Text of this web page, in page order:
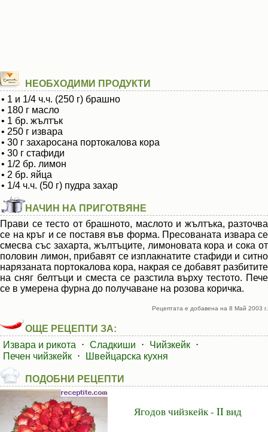
НЕОБХОДИМИ ПРОДУКТИ
• 1 и 1/4 ч.ч. (250 г) брашно
• 180 г масло
• 1 бр. жълтък
• 250 г извара
• 30 г захаросана портокалова кора
• 30 г стафиди
• 1/2 бр. лимон
• 2 бр. яйца
• 1/4 ч.ч. (50 г) пудра захар
НАЧИН НА ПРИГОТВЯНЕ
Прави се тесто от брашното, маслото и жълтъка, разточва
се на кръг и се поставя във форма. Пресованата извара се
смесва със захарта, жълтъците, лимоновата кора и сока от
половин лимон, прибавят се изплакнатите стафиди и ситно
нарязаната портокалова кора, накрая се добавят разбитите
на сняг белтъци и сместа се разстила върху тестото. Пече
се в умерена фурна до получаване на розова коричка.
Рецептата е добавена на 8 Май 2003 г.
ОЩЕ РЕЦЕПТИ ЗА:
Извара и рикота
⋅ Сладкиши ⋅ Чийзкейк ⋅
Печен чийзкейк ⋅ Швейцарска кухня
ПОДОБНИ РЕЦЕПТИ
Ягодов чийзкейк - II вид